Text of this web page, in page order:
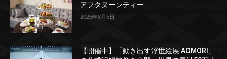
アフタヌーンティー
2026年8月6日
【開催中】「動き出す浮世絵展 AOMORI」